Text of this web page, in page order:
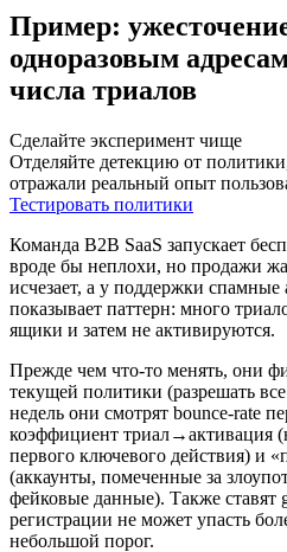
Пример:
одноразовым
числа триалов
Сделайте эксперимент чище
Отделяйте детекцию от
отражали реальный опыт
Тестировать политики
Команда B2B SaaS запускает
вроде бы неплохи, но продажи
исчезает, а у поддержки
показывает паттерн: много
ящики и затем не активируются.
Прежде чем что‑то менять, они
текущей политики (разрешать
недель они смотрят bounce‑rate
коэффициент триал→активация
первого ключевого действия) и
(аккаунты, помеченные за
фейковые данные). Также ставят
регистрации не может упасть
небольшой порог.